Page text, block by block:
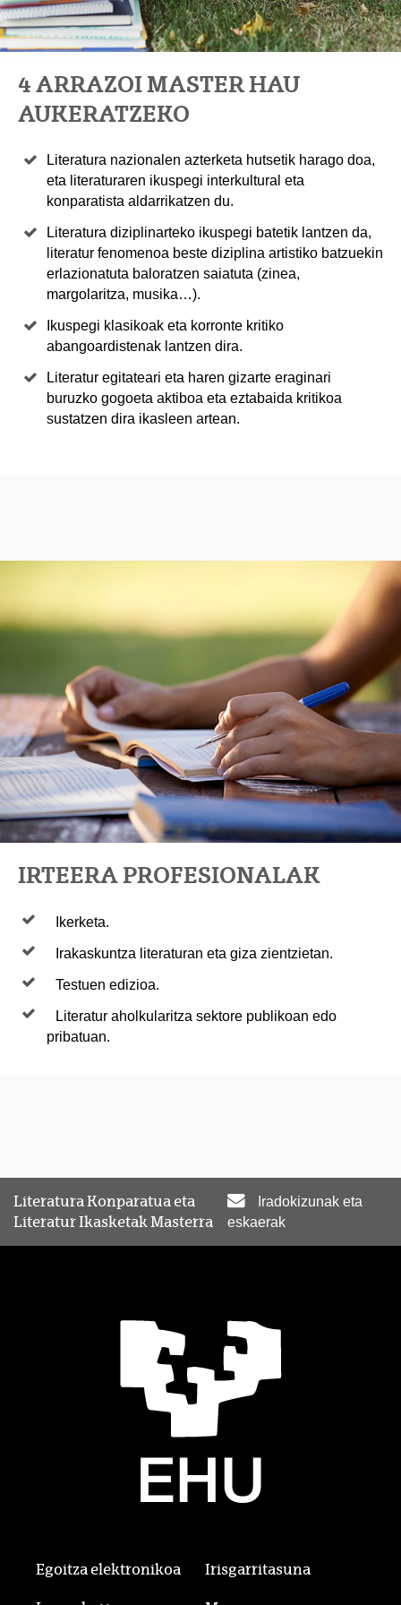
4 ARRAZOI MASTER HAU
AUKERATZEKO
Literatura nazionalen azterketa hutsetik harago doa,
eta literaturaren ikuspegi interkultural eta
konparatista aldarrikatzen du.
Literatura diziplinarteko ikuspegi batetik lantzen da,
literatur fenomenoa beste diziplina artistiko batzuekin
erlazionatuta baloratzen saiatuta (zinea,
margolaritza, musika…).
Ikuspegi klasikoak eta korronte kritiko
abangoardistenak lantzen dira.
Literatur egitateari eta haren gizarte eraginari
buruzko gogoeta aktiboa eta eztabaida kritikoa
sustatzen dira ikasleen artean.
IRTEERA PROFESIONALAK
Ikerketa.
Irakaskuntza literaturan eta giza zientzietan.
Testuen edizioa.
Literatur aholkularitza sektore publikoan edo
pribatuan.
Literatura Konparatua eta
Literatur Ikasketak Masterra
Iradokizunak eta
eskaerak
Egoitza elektronikoa Irisgarritasuna